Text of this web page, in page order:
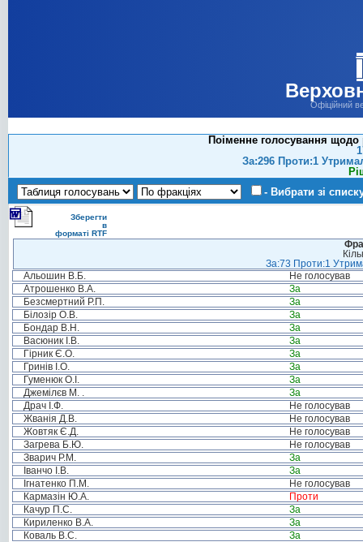
Офіційний
Поіменне голосування щодо
За:296 Проти:1
- Вибрати зі
Зберегти
в
форматі RTF
За:73 Проти:1
Альошин В.Б.
Не голосував
Атрошенко В.А.
За
Безсмертний Р.П.
За
Білозір О.В.
За
Бондар В.Н.
За
Васюник І.В.
За
Гірник Є.О.
За
Гринів І.О.
За
Гуменюк О.І.
За
Джемілєв М. .
За
Драч І.Ф.
Не голосував
Жванія Д.В.
Не голосував
Жовтяк Є.Д.
Не голосував
Загрева Б.Ю.
Не голосував
Зварич Р.М.
За
Іванчо І.В.
За
Ігнатенко П.М.
Не голосував
Кармазін Ю.А.
Проти
Качур П.С.
За
Кириленко В.А.
За
Коваль В.С.
За